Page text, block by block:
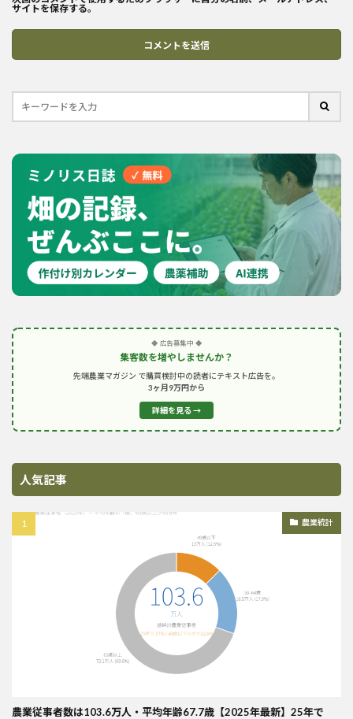
サイトを保存する。
◆ 広告募集中 ◆
集客数を増やしませんか？
先端農業マガジン で購買検討中の読者にテキスト広告を。
3ヶ月9万円から
詳細を見る →
人気記事
農業統計
農業従事者数は103.6万人・平均年齢67.7歳【2025年最新】25年で